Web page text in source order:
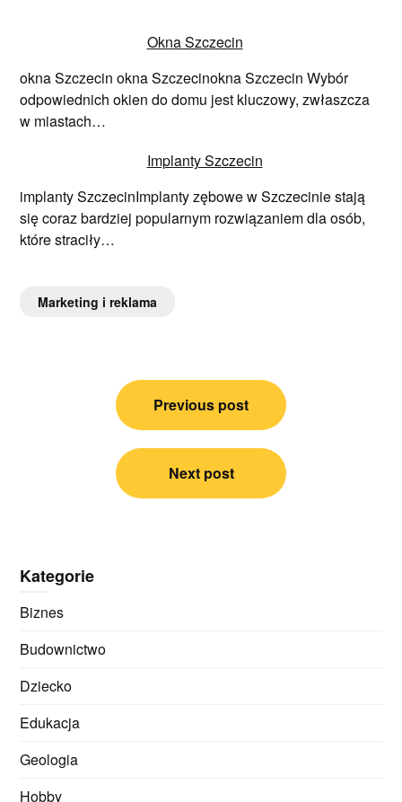
Okna Szczecin
okna Szczecin okna Szczecinokna Szczecin Wybór
odpowiednich okien do domu jest kluczowy, zwłaszcza
w miastach…
Implanty Szczecin
implanty SzczecinImplanty zębowe w Szczecinie stają
się coraz bardziej popularnym rozwiązaniem dla osób,
które straciły…
Marketing i reklama
Nawigacja
Previous post
Next post
Kategorie
Biznes
Budownictwo
Dziecko
Edukacja
Geologia
Hobby